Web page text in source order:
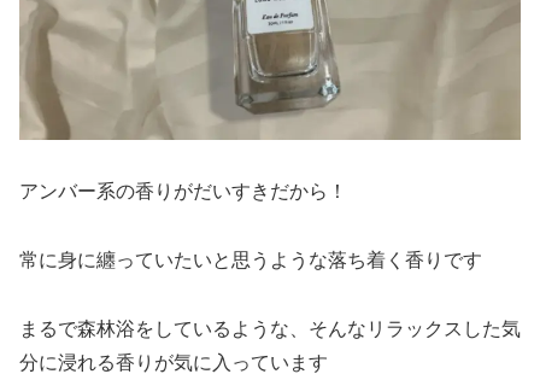
アンバー系の香りがだいすきだから！
常に身に纏っていたいと思うような落ち着く香りです
まるで森林浴をしているような、そんなリラックスした気
分に浸れる香りが気に入っています